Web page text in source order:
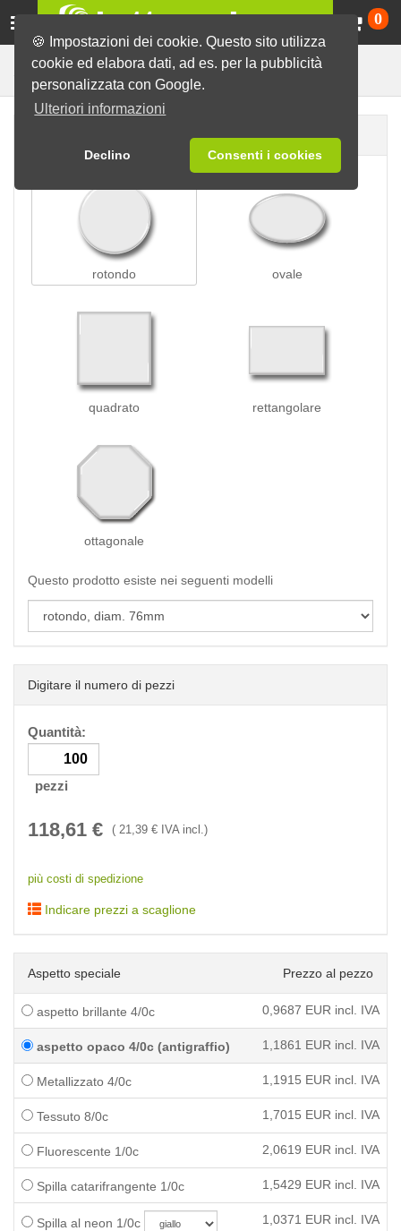
🍪 Impostazioni dei cookie. Questo sito utilizza
cookie ed elabora dati, ad es. per la pubblicità
personalizzata con Google.
Ulteriori informazioni
Declino Consenti i cookies
0
Spille Spille da appuntare
rotondo ovale
quadrato rettangolare
ottagonale
Questo prodotto esiste nei seguenti modelli
Digitare il numero di pezzi
Quantità:
pezzi
118,61 € ( 21,39 € IVA incl.)
più costi di spedizione
Indicare prezzi a scaglione
Aspetto speciale Prezzo al pezzo
aspetto brillante 4/0c 0,9687 EUR incl. IVA
aspetto opaco 4/0c (antigraffio) 1,1861 EUR incl. IVA
Metallizzato 4/0c 1,1915 EUR incl. IVA
Tessuto 8/0c 1,7015 EUR incl. IVA
Fluorescente 1/0c 2,0619 EUR incl. IVA
Spilla catarifrangente 1/0c 1,5429 EUR incl. IVA
Spilla al neon 1/0c 1,0371 EUR incl. IVA